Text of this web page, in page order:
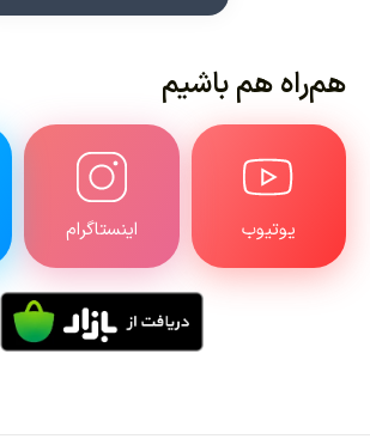
هم‌راه هم باشیم
یوتیوب اینستاگرام